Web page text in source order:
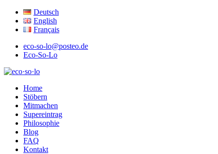
Deutsch
English
Français
eco-so-lo@posteo.de
Eco-So-Lo
eco·so·lo
Home
Stöbern
Mitmachen
Supereintrag
Philosophie
Blog
FAQ
Kontakt